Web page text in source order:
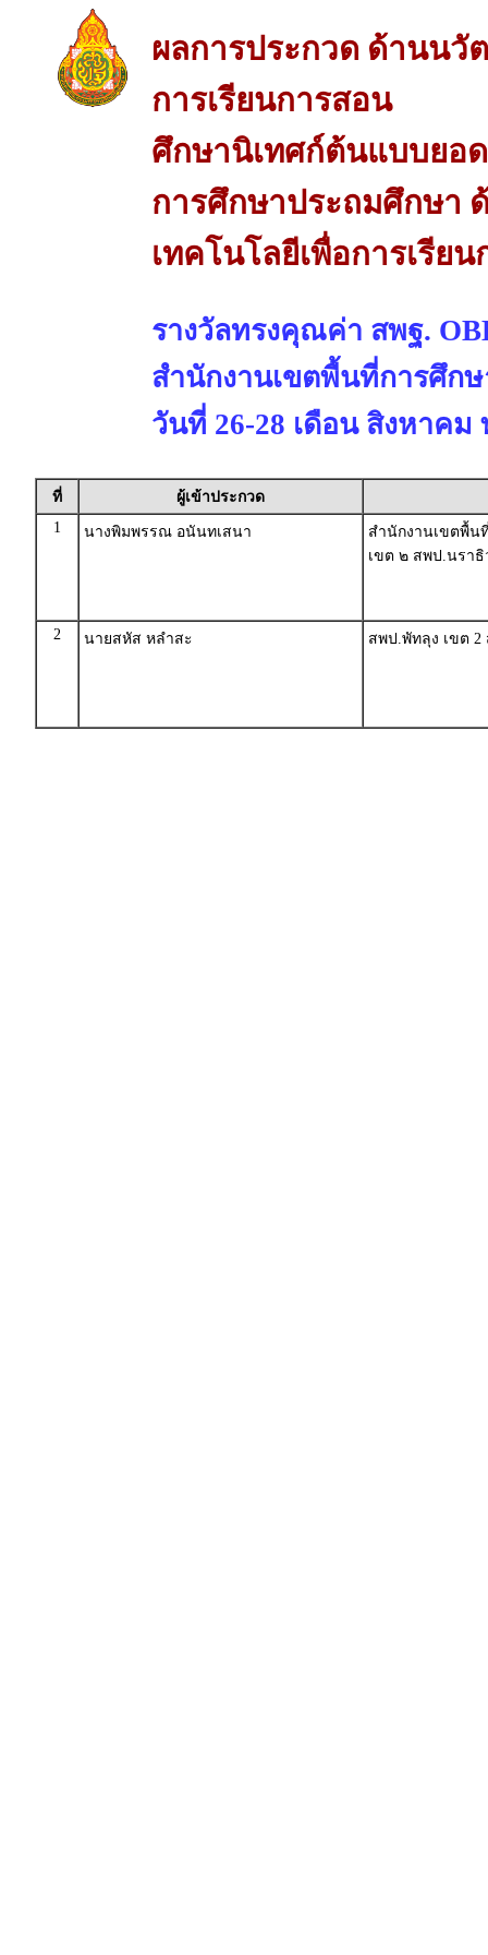
ผลการประกวด ด้านนวั
การเรียนการสอน
ศึกษานิเทศก์ต้นแบบยอ
การศึกษาประถมศึกษา
เทคโนโลยีเพื่อการเรีย
รางวัลทรงคุณค่า สพฐ.
สำนักงานเขตพื้นที่การศึก
วันที่ 26-28 เดือน สิงหาคม
ที่
ผู้เข้าประกวด
1
นางพิมพรรณ อนันทเสนา
สำนักงานเขตพื้น
เขต ๒ สพป.นราธิ
2 นายสหัส หลำสะ สพป.พัทลุง เขต 2